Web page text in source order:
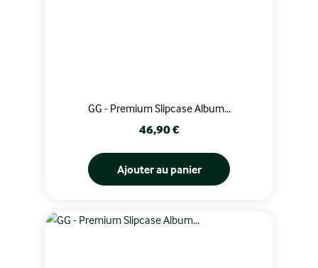
GG - Premium Slipcase Album...
Prix
46,90 €
Ajouter au panier